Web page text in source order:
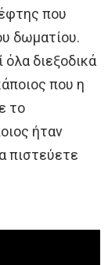
που
δωματίου.
διεξοδικά
που η
το
ήταν
πιστεύετε